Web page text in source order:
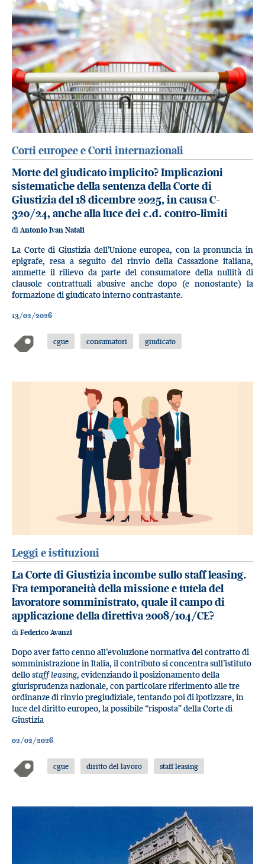
Corti europee e Corti internazionali
Morte del giudicato implicito? Implicazioni
sistematiche della sentenza della Corte di
Giustizia del 18 dicembre 2025, in causa C-
320/24, anche alla luce dei c.d. contro-limiti
di Antonio Ivan Natali
La Corte di Giustizia dell’Unione europea, con la pronuncia in
epigrafe, resa a seguito del rinvio della Cassazione italiana,
ammette il rilievo da parte del consumatore della nullità di
clausole contrattuali abusive anche dopo (e nonostante) la
formazione di giudicato interno contrastante.
13/02/2026
cgue consumatori giudicato
Leggi e istituzioni
La Corte di Giustizia incombe sullo staff leasing.
Fra temporaneità della missione e tutela del
lavoratore somministrato, quale il campo di
applicazione della direttiva 2008/104/CE?
di Federico Avanzi
Dopo aver fatto cenno all’evoluzione normativa del contratto di
somministrazione in Italia, il contributo si concentra sull’istituto
dellostaff leasing, evidenziando il posizionamento della
giurisprudenza nazionale, con particolare riferimento alle tre
ordinanze di rinvio pregiudiziale, tentando poi di ipotizzare, in
luce del diritto europeo, la possibile “risposta” della Corte di
Giustizia
02/02/2026
cgue diritto del lavoro staff leasing